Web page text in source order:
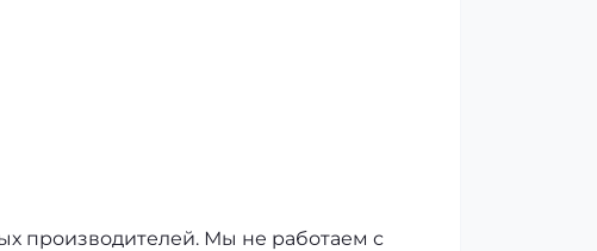
производителей. Мы не работаем с